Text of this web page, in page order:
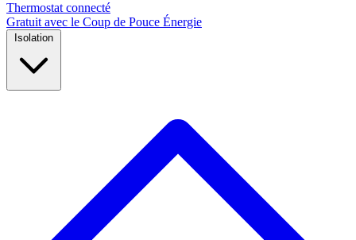
Thermostat connecté
Gratuit avec le Coup de Pouce Énergie